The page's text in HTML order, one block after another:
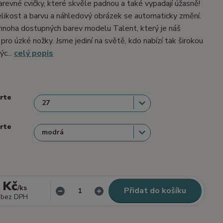
cvičky, které skvěle padnou a také vypadají úžasně!
a barvu a náhledový obrázek se automaticky změní.
dostupných barev modelu Talent, který je náš
úzké nožky. Jsme jediní na světě, kdo nabízí tak širokou
celý popis
/ks
bez DPH
Přidat do košíku